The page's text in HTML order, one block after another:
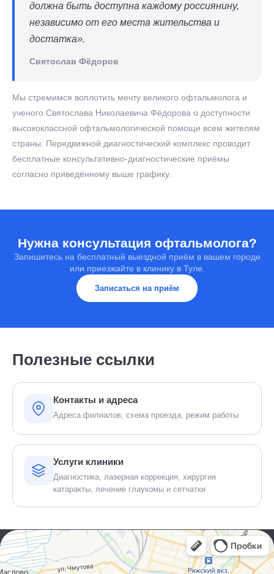
должна быть доступна каждому россиянину,
независимо от его места жительства и
достатка».
Святослав Фёдоров
Мы стремимся воплотить мечту великого офтальмолога и
ученого Святослава Николаевича Фёдорова о доступности
высококлассной офтальмологической помощи всем жителям
страны. Передвижной диагностический комплекс проводит
бесплатные консультативно-диагностические приёмы
согласно приведённому выше графику.
Нужна консультация офтальмолога?
Запишитесь на бесплатный выездной приём в вашем городе
или приезжайте в клинику в Туле.
Записаться на приём
Полезные ссылки
Контакты и адреса
Адреса филиалов, схема проезда, режим работы
Услуги клиники
Диагностика, лазерная коррекция, хирургия
катаракты, лечение глаукомы и сетчатки